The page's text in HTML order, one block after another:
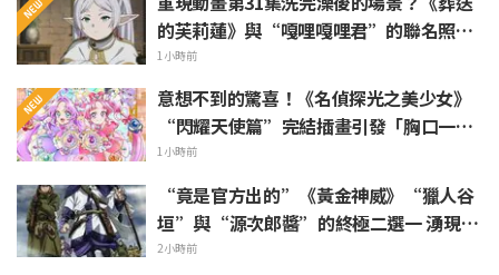
的芙莉蓮》與“嘎哩嘎哩君”的聯名照片
被熱議「好像把浴巾捲在頭髮上一樣」
1小時前
意想不到的驚喜！《名偵探光之美少女》
“閃耀天使篇”完結插畫引發「胸口一
緊」「感受到了製作組的愛」等熱烈反響
1小時前
“竟是官方出的”《黃金神威》“獵人谷
垣”與“源次郎醬”的終極二選一 湧現
「兩個都喜歡」的熱烈聲浪
2小時前